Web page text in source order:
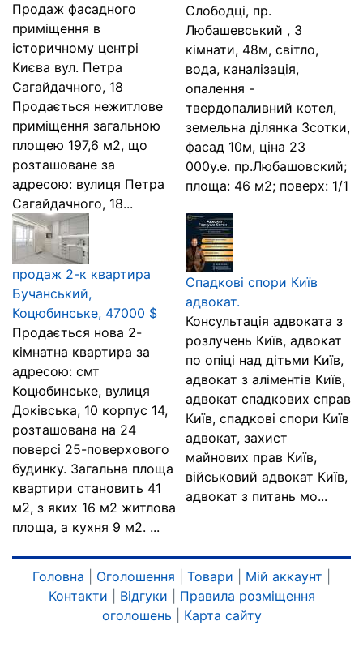
Продаж фасадного
приміщення в
історичному центрі
Києва вул. Петра
Сагайдачного, 18
Продається нежитлове
приміщення загальною
площею 197,6 м2, що
розташоване за
адресою: вулиця Петра
Сагайдачного, 18...
Слободці, пр.
Любашевський , 3
кімнати, 48м, світло,
вода, каналізація,
опалення -
твердопаливний котел,
земельна ділянка 3сотки,
фасад 10м, ціна 23
000у.е. пр.Любашовский;
площа: 46 м2; поверх: 1/1
продаж 2-к квартира
Бучанський,
Коцюбинське, 47000 $
Продається нова 2-
кімнатна квартира за
адресою: смт
Коцюбинське, вулиця
Доківська, 10 корпус 14,
розташована на 24
поверсі 25-поверхового
будинку. Загальна площа
квартири становить 41
м2, з яких 16 м2 житлова
площа, а кухня 9 м2. ...
Спадкові спори Київ
адвокат.
Консультація адвоката з
розлучень Київ, адвокат
по опіці над дітьми Київ,
адвокат з аліментів Київ,
адвокат спадкових справ
Київ, спадкові спори Київ
адвокат, захист
майнових прав Київ,
військовий адвокат Київ,
адвокат з питань мо...
Головна Оголошення Товари Мій аккаунт
Контакти
Відгуки
Правила розміщення
оголошень
Карта сайту